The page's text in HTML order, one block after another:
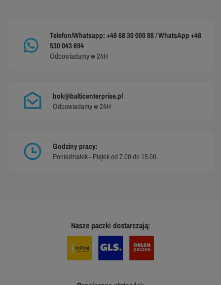
Telefon/Whatsapp: +48 68 30 000 88 / WhatsApp +48
530 043 694
Odpowiadamy w 24H
bok@balticenterprise.pl
Odpowiadamy w 24H
Godziny pracy:
Poniedziałek - Piątek od 7.00 do 15.00.
Nasze paczki dostarczają: